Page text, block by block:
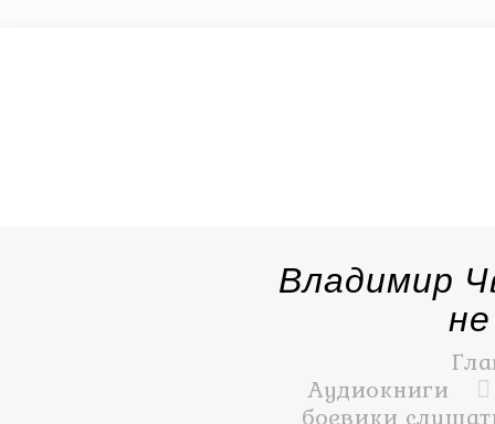
Владимир
Аудиокниги
боевики